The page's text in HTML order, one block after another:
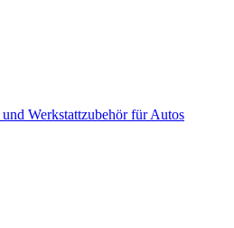
Werkstattzubehör für Autos